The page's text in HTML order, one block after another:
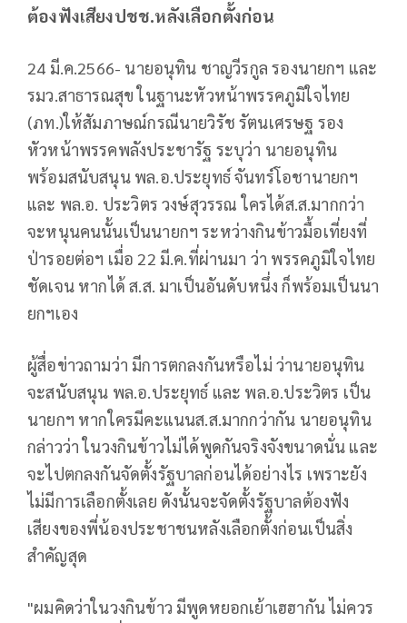
ต้องฟังเสียงปชช.หลังเลือกตั้งก่อน
24 มี.ค.2566- นายอนุทิน ชาญวีรกูล รองนายกฯ และ
รมว.สาธารณสุข ในฐานะหัวหน้าพรรคภูมิใจไทย
(ภท.)ให้สัมภาษณ์กรณีนายวิรัช รัตนเศรษฐ รอง
หัวหน้าพรรคพลังประชารัฐ ระบุว่า นายอนุทิน
พร้อมสนับสนุน พล.อ.ประยุทธ์ จันทร์โอชานายกฯ
และ พล.อ. ประวิตร วงษ์สุวรรณ ใครได้ส.ส.มากกว่า
จะหนุนคนนั้นเป็นนายกฯ ระหว่างกินข้าวมื้อเที่ยงที่
ป่ารอยต่อฯ เมื่อ 22 มี.ค.ที่ผ่านมา ว่า พรรคภูมิใจไทย
ชัดเจน หากได้ ส.ส. มาเป็นอันดับหนึ่ง ก็พร้อมเป็นนา
ยกฯเอง
ผู้สื่อข่าวถามว่า มีการตกลงกันหรือไม่ ว่านายอนุทิน
จะสนับสนุน พล.อ.ประยุทธ์ และ พล.อ.ประวิตร เป็น
นายกฯ หากใครมีคะแนนส.ส.มากกว่ากัน นายอนุทิน
กล่าวว่า ในวงกินข้าวไม่ได้พูดกันจริงจังขนาดนั่น และ
จะไปตกลงกันจัดตั้งรัฐบาลก่อนได้อย่างไร เพราะยัง
ไม่มีการเลือกตั้งเลย ดังนั้นจะจัดตั้งรัฐบาลต้องฟัง
เสียงของพี่น้องประชาชนหลังเลือกตั้งก่อนเป็นสิ่ง
สำคัญสุด
"ผมคิดว่าในวงกินข้าว มีพูดหยอกเย้าเฮฮากัน ไม่ควร